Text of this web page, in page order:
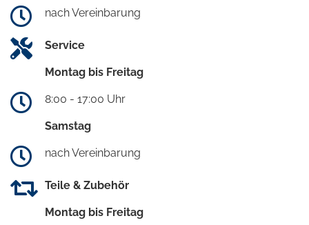
nach Vereinbarung
Service
Montag bis Freitag
8:00 - 17:00 Uhr
Samstag
nach Vereinbarung
Teile & Zubehör
Montag bis Freitag